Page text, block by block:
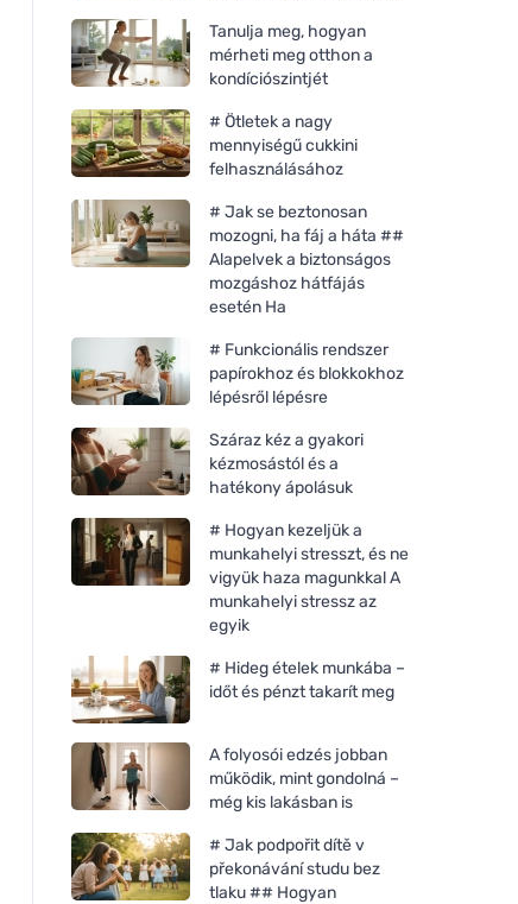
Tanulja meg, hogyan
mérheti meg otthon a
kondíciószintjét
# Ötletek a nagy
mennyiségű cukkini
felhasználásához
# Jak se beztonosan
mozogni, ha fáj a háta ##
Alapelvek a biztonságos
mozgáshoz hátfájás
esetén Ha
# Funkcionális rendszer
papírokhoz és blokkokhoz
lépésről lépésre
Száraz kéz a gyakori
kézmosástól és a
hatékony ápolásuk
# Hogyan kezeljük a
munkahelyi stresszt, és ne
vigyük haza magunkkal A
munkahelyi stressz az
egyik
# Hideg ételek munkába –
időt és pénzt takarít meg
A folyosói edzés jobban
működik, mint gondolná –
még kis lakásban is
# Jak podpořit dítě v
překonávání studu bez
tlaku ## Hogyan